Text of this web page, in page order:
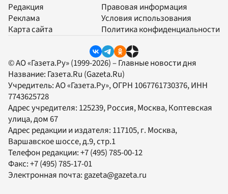
Редакция
Реклама
Карта сайта
Правовая информация
Условия использования
Политика конфиденциальности
© АО «Газета.Ру» (1999-2026) – Главные новости дня
Название: Газета.Ru (Gazeta.Ru)
Учредитель:АО «Газета.Ру», ОГРН 1067761730376, ИНН
7743625728
Адрес учредителя: 125239, Россия, Москва, Коптевская
улица, дом 67
Адрес редакции и издателя: 117105, г. Москва,
Варшавское шоссе, д.9, стр.1
Телефон редакции:+7 (495) 785-00-12
Факс:+7 (495) 785-17-01
Электронная почта:gazeta@gazeta.ru